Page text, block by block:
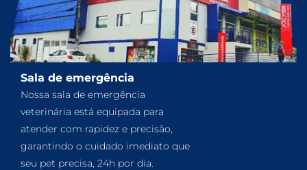
Sala de emergência
Nossa sala de emergência
veterinária está equipada para
atender com rapidez e precisão,
garantindo o cuidado imediato que
seu pet precisa, 24h por dia.